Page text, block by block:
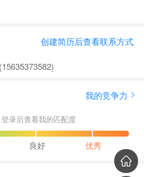
创建简历后查看联系方式
(15635373582)
我的竞争力
登录后查看我的匹配度
良好 优秀